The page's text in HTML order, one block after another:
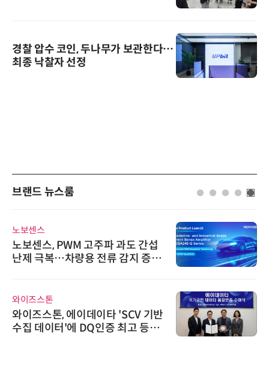
경찰 압수 코인, 두나무가 보관한다…
최종 낙찰자 선정
브랜드 뉴스룸
노보센스
노보센스, PWM 고주파 과도 간섭
난제 극복…차량용 전류 감지 증폭
와이즈스톤
와이즈스톤, 에이데이타 'SCV 기반
수집 데이터'에 DQ인증 최고 등급